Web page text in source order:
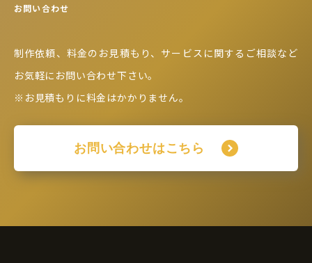
お問い合わせ
制作依頼、料金のお見積もり、サービスに関するご相談など
お気軽にお問い合わせ下さい。
※お見積もりに料金はかかりません。
お問い合わせはこちら